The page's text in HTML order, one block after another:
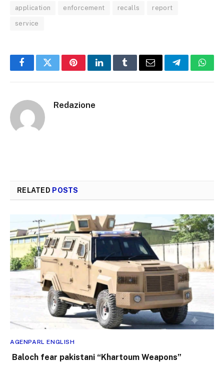
application enforcement recalls report
service
FacebookTwitterPinterestLinkedInTumblrEmail Telegram
Redazione
RELATED POSTS
AGENPARL ENGLISH
Baloch fear pakistani “Khartoum Weapons”